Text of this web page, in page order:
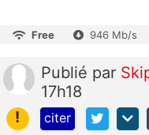
Free 946 Mb/s
Publié par
17h18
!
citer